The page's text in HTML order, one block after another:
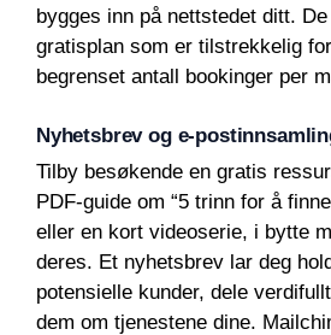
bygges inn på nettstedet ditt.
gratisplan som er tilstrekkelig
begrenset antall bookinger per
Nyhetsbrev og e-
Tilby besøkende en gratis
PDF-guide om “5 trinn for å
eller en kort videoserie, i bytte
deres. Et nyhetsbrev lar deg
potensielle kunder, dele
dem om tjenestene dine.